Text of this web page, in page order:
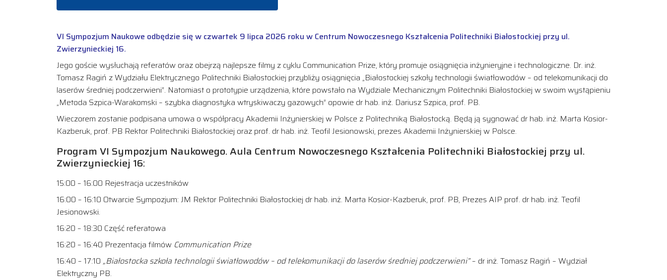
VI Sympozjum Naukowe odbędzie się w czwartek 9 lipca 2026 roku w Centrum Nowoczesnego Kształcenia Politechniki Białostockiej przy ul.
Zwierzynieckiej 16.
Jego goście wysłuchają referatów oraz obejrzą najlepsze filmy z cyklu Communication Prize, który promuje osiągnięcia inżynieryjne i technologiczne. Dr. inż.
Tomasz Ragiń z Wydziału Elektrycznego Politechniki Białostockiej przybliży osiągnięcia „Białostockiej szkoły technologii światłowodów – od telekomunikacji do
laserów średniej podczerwieni”. Natomiast o prototypie urządzenia, które powstało na Wydziale Mechanicznym Politechniki Białostockiej w swoim wystąpieniu
„Metoda Szpica-Warakomski – szybka diagnostyka wtryskiwaczy gazowych” opowie dr hab. inż. Dariusz Szpica, prof. PB.
Wieczorem zostanie podpisana umowa o współpracy Akademii Inżynierskiej w Polsce z Politechniką Białostocką. Będą ją sygnować dr hab. inż. Marta Kosior-
Kazberuk, prof. PB Rektor Politechniki Białostockiej oraz prof. dr hab. inż. Teofil Jesionowski, prezes Akademii Inżynierskiej w Polsce.
ProgramVI Sympozjum Naukowego. Aula Centrum Nowoczesnego Kształcenia Politechniki Białostockiej przy ul.
Zwierzynieckiej 16:
15:00 – 16:00 Rejestracja uczestników
16:00 – 16:10 Otwarcie Sympozjum: JM Rektor Politechniki Białostockiej dr hab. inż. Marta Kosior-Kazberuk, prof. PB, Prezes AIP prof. dr hab. inż. Teofil
Jesionowski.
16:20 – 18:30 Część referatowa
16:20 – 16:40 Prezentacja filmów Communication Prize
16:40 – 17:10 „Białostocka szkoła technologii światłowodów – od telekomunikacji do laserów średniej podczerwieni”– dr inż. Tomasz Ragiń – Wydział
Elektryczny PB.